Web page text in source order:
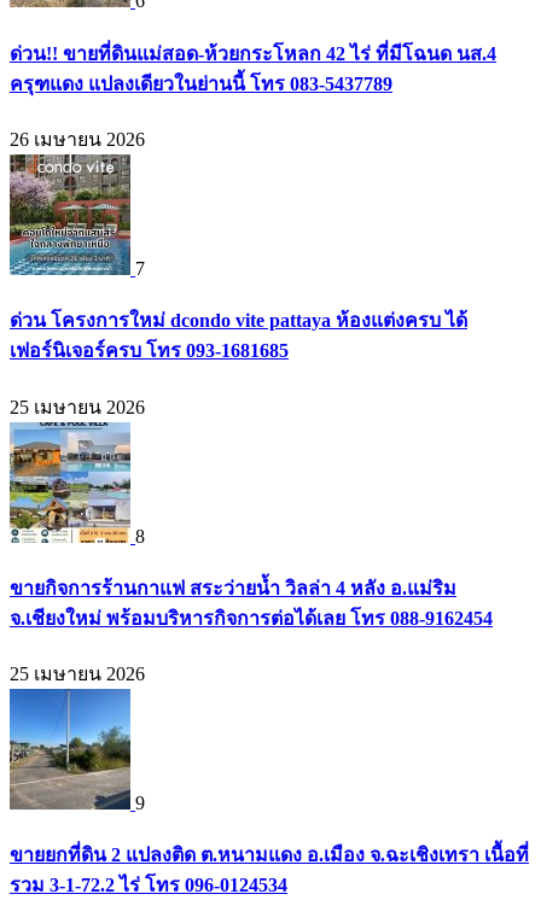
ด่วน!! ขายที่ดินแม่สอด-ห้วยกระโหลก 42 ไร่ ที่มีโฉนด นส.4
ครุฑแดง แปลงเดียวในย่านนี้ โทร 083-5437789
26 เมษายน 2026
7
ด่วน โครงการใหม่ dcondo vite pattaya ห้องแต่งครบ ได้
เฟอร์นิเจอร์ครบ โทร 093-1681685
25 เมษายน 2026
8
ขายกิจการร้านกาแฟ สระว่ายน้ำ วิลล่า 4 หลัง อ.แม่ริม
จ.เชียงใหม่ พร้อมบริหารกิจการต่อได้เลย โทร 088-9162454
25 เมษายน 2026
9
ขายยกที่ดิน 2 แปลงติด ต.หนามแดง อ.เมือง จ.ฉะเชิงเทรา เนื้อที่
รวม 3-1-72.2 ไร่ โทร 096-0124534